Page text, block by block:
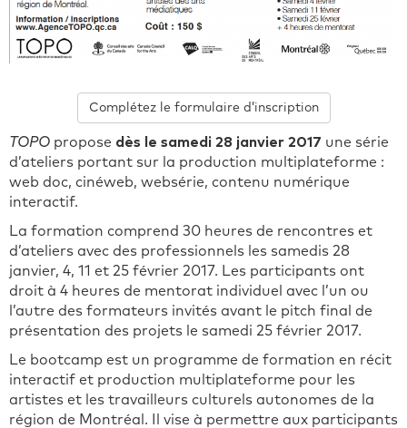
Complétez le formulaire d’inscription
TOPO propose dès le samedi 28 janvier 2017 une série
d’ateliers portant sur la production multiplateforme :
web doc, cinéweb, websérie, contenu numérique
interactif.
La formation comprend 30 heures de rencontres et
d’ateliers avec des professionnels les samedis 28
janvier, 4, 11 et 25 février 2017. Les participants ont
droit à 4 heures de mentorat individuel avec l’un ou
l’autre des formateurs invités avant le pitch final de
présentation des projets le samedi 25 février 2017.
Le bootcamp est un programme de formation en récit
interactif et production multiplateforme pour les
artistes et les travailleurs culturels autonomes de la
région de Montréal. Il vise à permettre aux participants